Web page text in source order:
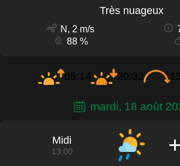
Très nuageux
N, 2 m/s
88 %
05:14 20:32
mardi, 18 août
Midi
13:00